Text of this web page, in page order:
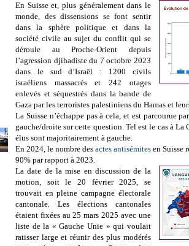
En Suisse et, plus généralement dans le
monde, des dissensions se font sentir
dans la sphère politique et dans la
société civile au sujet du conflit qui se
déroule au Proche-Orient depuis
l’agression djihadiste du 7 octobre 2023
dans le sud d’Israël : 1200 civils
israéliens massacrés et 242 otages
enlevés et séquestrés dans la bande de
Gaza par les terroristes palestiniens du Hamas et
La Suisse n’échappe pas à cela, et est parcourue
gauche/droite sur cette question. Tel est le cas à
élus sont majoritairement à gauche.
En 2024, le nombre des actes antisémites en Suisse
90% par rapport à 2023.
La date de la mise en discussion de la
motion, soit le 20 février 2025, se
trouvait en pleine campagne électorale
cantonale. Les élections cantonales
étaient fixées au 25 mars 2025 avec une
liste de la « Gauche Unie » qui voulait
ratisser large et réunir des plus modérés